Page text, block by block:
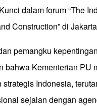
dalam forum “The
Construction” di
pemangku
bahwa Kementerian PU
Indonesia,
sejalan dengan